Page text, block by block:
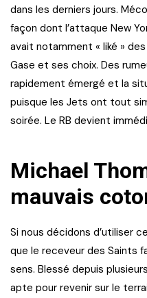
dans les derniers jours.
façon dont l’attaque New
avait notamment « liké »
Gase et ses choix. Des
rapidement émergé et la
puisque les Jets ont tout
soirée. Le RB devient
Michael
mauvais
Si nous décidons d’utiliser
que le receveur des Saints
sens. Blessé depuis
apte pour revenir sur le